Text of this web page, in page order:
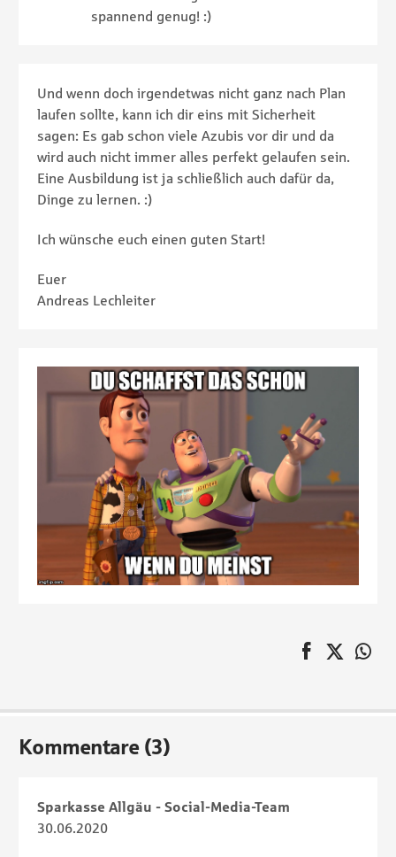
spannend genug! :)
Und wenn doch irgendetwas nicht ganz nach Plan
laufen sollte, kann ich dir eins mit Sicherheit
sagen: Es gab schon viele Azubis vor dir und da
wird auch nicht immer alles perfekt gelaufen sein.
Eine Ausbildung ist ja schließlich auch dafür da,
Dinge zu lernen. :)
Ich wünsche euch einen guten Start!
Euer
Andreas Lechleiter
auf
Kommentare (3)
Sparkasse Allgäu - Social-Media-Team
30.06.2020